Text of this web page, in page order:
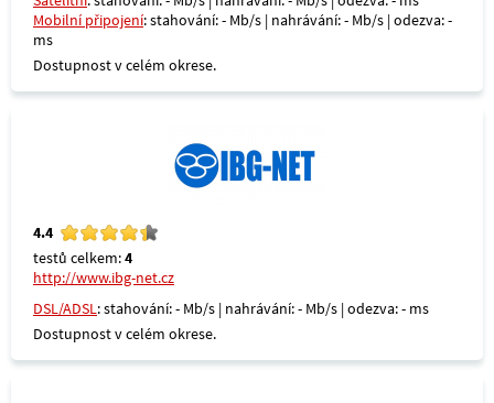
Mobilní připojení: stahování: - Mb/s | nahrávání: - Mb/s | odezva: -
ms
Dostupnost v celém okrese.
4.4
testů celkem:4
http://www.ibg-net.cz
DSL/ADSL: stahování: - Mb/s | nahrávání: - Mb/s | odezva: - ms
Dostupnost v celém okrese.